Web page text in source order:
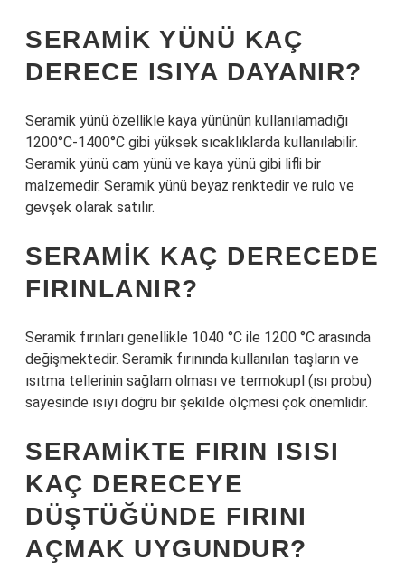
SERAMIK YÜNÜ KAÇ
DERECE ISIYA DAYANIR?
Seramik yünü özellikle kaya yününün kullanılamadığı
1200°C-1400°C gibi yüksek sıcaklıklarda kullanılabilir.
Seramik yünü cam yünü ve kaya yünü gibi lifli bir
malzemedir. Seramik yünü beyaz renktedir ve rulo ve
gevşek olarak satılır.
SERAMIK KAÇ DERECEDE
FIRINLANIR?
Seramik fırınları genellikle 1040 °C ile 1200 °C arasında
değişmektedir. Seramik fırınında kullanılan taşların ve
ısıtma tellerinin sağlam olması ve termokupl (ısı probu)
sayesinde ısıyı doğru bir şekilde ölçmesi çok önemlidir.
SERAMIKTE FIRIN ISISI
KAÇ DERECEYE
DÜŞTÜĞÜNDE FIRINI
AÇMAK UYGUNDUR?